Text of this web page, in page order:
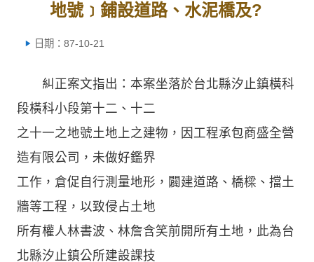
地號﹞鋪設道路、水泥橋及?
日期：87-10-21
糾正案文指出：本案坐落於台北縣汐止鎮橫科
段橫科小段第十二、十二
之十一之地號土地上之建物，因工程承包商盛全營
造有限公司，未做好鑑界
工作，倉促自行測量地形，闢建道路、橋樑、擋土
牆等工程，以致侵占土地
所有權人林書波、林詹含笑前開所有土地，此為台
北縣汐止鎮公所建設課技